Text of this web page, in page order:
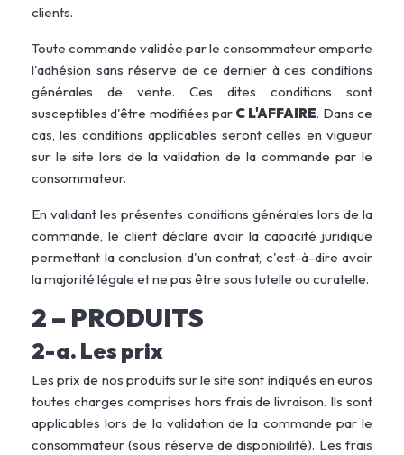
clients.
Toute commande validée par le consommateur emporte
l'adhésion sans réserve de ce dernier à ces conditions
générales de vente. Ces dites conditions sont
susceptibles d'être modifiées par C L'AFFAIRE. Dans ce
cas, les conditions applicables seront celles en vigueur
sur le site lors de la validation de la commande par le
consommateur.
En validant les présentes conditions générales lors de la
commande, le client déclare avoir la capacité juridique
permettant la conclusion d'un contrat, c'est-à-dire avoir
la majorité légale et ne pas être sous tutelle ou curatelle.
2 – PRODUITS
2-a. Les prix
Les prix de nos produits sur le site sont indiqués en euros
toutes charges comprises hors frais de livraison. Ils sont
applicables lors de la validation de la commande par le
consommateur (sous réserve de disponibilité). Les frais